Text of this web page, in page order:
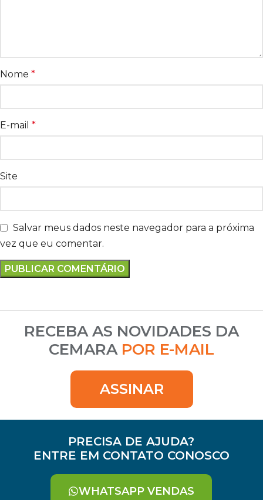
Nome *
E-mail *
Site
Salvar meus dados neste navegador para a próxima
vez que eu comentar.
RECEBA AS NOVIDADES DA
CEMARA POR E-MAIL
ASSINAR
PRECISA DE AJUDA?
ENTRE EM CONTATO CONOSCO
WHATSAPP VENDAS